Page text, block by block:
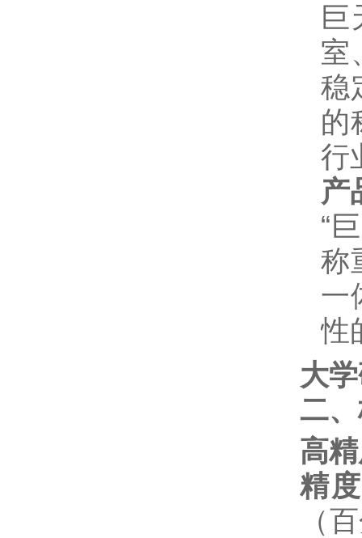
室
稳
的
行
产
“
称
一
性
大
二
高
精
（